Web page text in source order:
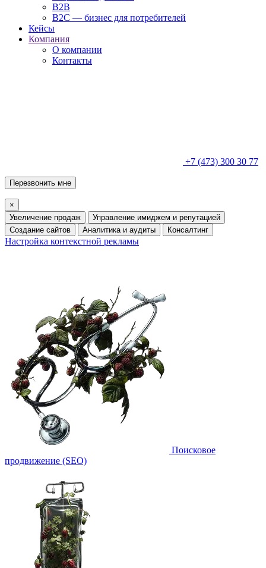
B2B
B2C — бизнес для потребителей
Кейсы
Компания
О компании
Контакты
+7 (473) 300 30 77
Перезвонить мне
×
Увеличение продаж
Управление имиджем и репутацией
Создание сайтов
Аналитика и аудиты Консалтинг
Настройка контекстной рекламы
Поисковое
продвижение (SEO)